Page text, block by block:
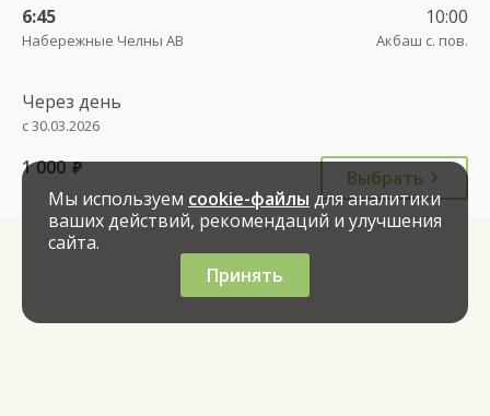
6:45
Набережные Челны АВ
10:00
Акбаш с. пов.
Через день
с 30.03.2026
1 000 руб.
Выбрать
Мы используем cookie-файлы для аналитики
ваших действий, рекомендаций и улучшения
сайта.
Принять